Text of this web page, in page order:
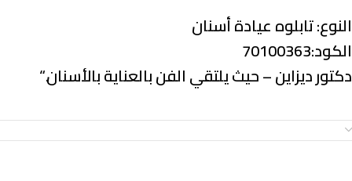
النوع:تابلوه عيادة أسنان
الكود:70100363
دكتور ديزاين – حيث يلتقي الفن بالعناية بالأسنان.“